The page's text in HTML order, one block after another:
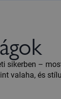
sikerben –
valaha, és